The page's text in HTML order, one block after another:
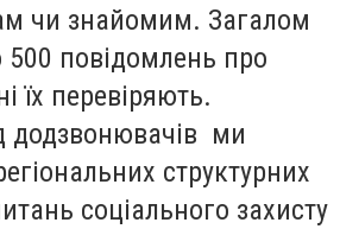
чи знайомим. Загалом
повідомлень про
їх перевіряють.
додзвонювачів ми
структурних
соціального захисту